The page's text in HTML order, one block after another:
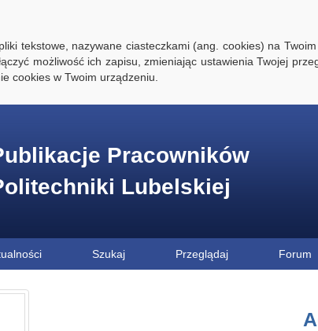
tekstowe, nazywane ciasteczkami (ang. cookies) na
możliwość ich zapisu, zmieniając ustawienia Twojej
cookies w Twoim urządzeniu.
Pracowników
Lubelskiej
Szukaj Przeglądaj Forum